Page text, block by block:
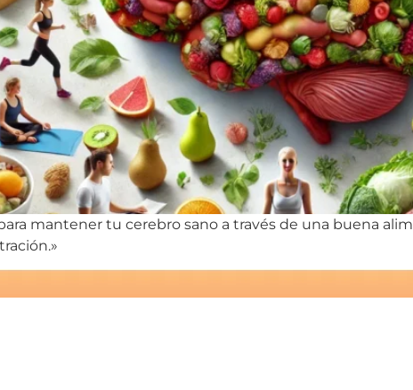
mantener tu cerebro sano a través de una buena